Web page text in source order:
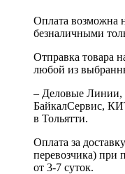
Оплата возможна
безналичными
Отправка товара
любой из
– Деловые
БайкалСервис,
в Тольятти.
Оплата за
перевозчика) при
от 3-7 суток.